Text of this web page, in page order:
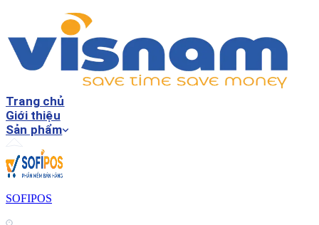
Trang chủ
Giới thiệu
Sản phẩm
SOFIPOS